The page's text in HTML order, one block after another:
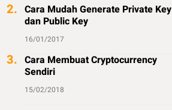
2. Cara Mudah Generate Private Key
dan Public Key
16/01/2017
3. Cara Membuat Cryptocurrency
Sendiri
15/02/2018